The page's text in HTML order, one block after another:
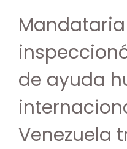
de ayuda
Venezuela